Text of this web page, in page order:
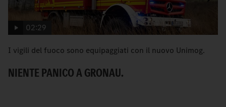
02:29
I vigili del fuoco sono equipaggiati con il nuovo Unimog.
NIENTE PANICO A GRONAU.